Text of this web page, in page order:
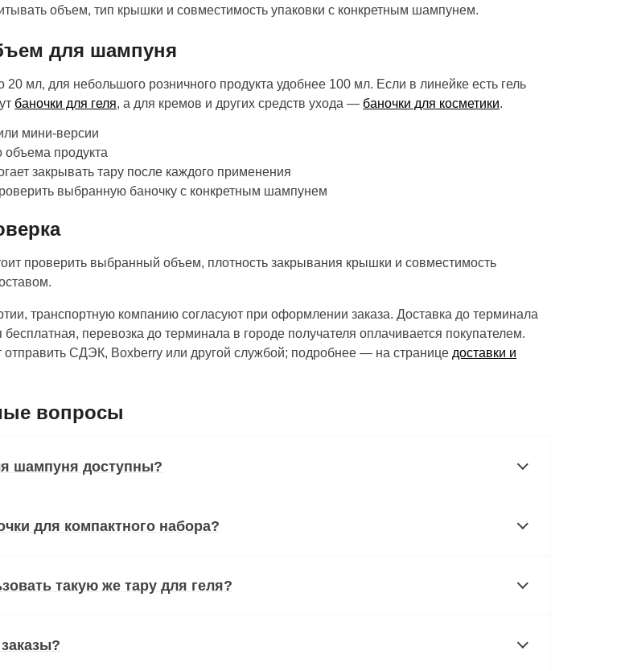
объем, тип крышки и совместимость упаковки с конкретным шампунем.
для шампуня
20 мл, для небольшого розничного продукта удобнее 100 мл. Если в линейке есть гель
баночки для геля, а для кремов и других средств ухода — баночки для косметики.
мини-версии
продукта
закрывать тару после каждого применения
выбранную баночку с конкретным шампунем
проверить выбранный объем, плотность закрывания крышки и совместимость
транспортную компанию согласуют при оформлении заказа. Доставка до терминала
перевозка до терминала в городе получателя оплачивается покупателем.
отправить СДЭК, Boxberry или другой службой; подробнее — на странице доставки и
вопросы
шампуня доступны?
для компактного набора?
такую же тару для геля?